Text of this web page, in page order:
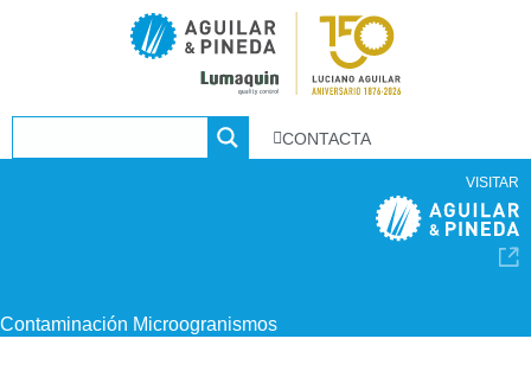
CONTACTA
VISITAR
Contaminación Microogranismos